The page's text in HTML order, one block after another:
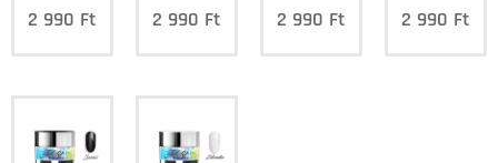
2 990 Ft 2 990 Ft 2 990 Ft 2 990 Ft